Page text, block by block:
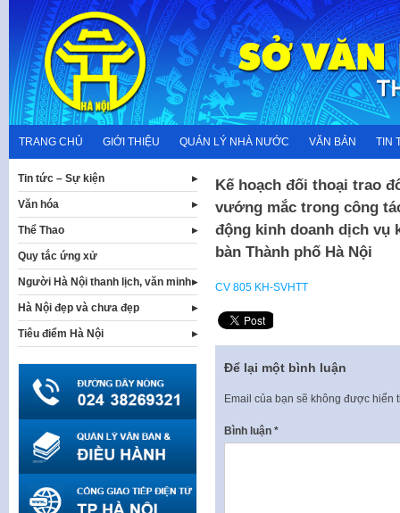
content
TRANG CHỦ GIỚI THIỆU QUẢN LÝ NHÀ NƯỚC VĂN BẢN TIN
Kế hoạch đối thoại trao
vướng mắc trong công
động kinh doanh dịch vụ
bàn Thành phố Hà Nội
CV 805 KH-SVHTT
Để lại một bình luận
Email của bạn sẽ không được hiển
Bình luận *
Tin tức – Sự kiện
Văn hóa
Thể Thao
Quy tắc ứng xử
Người Hà Nội thanh lịch, văn minh
Hà Nội đẹp và chưa đẹp
Tiêu điểm Hà Nội